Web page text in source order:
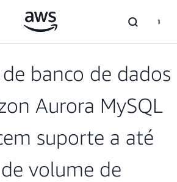
banco de dados
Aurora MySQL
suporte a até
volume de